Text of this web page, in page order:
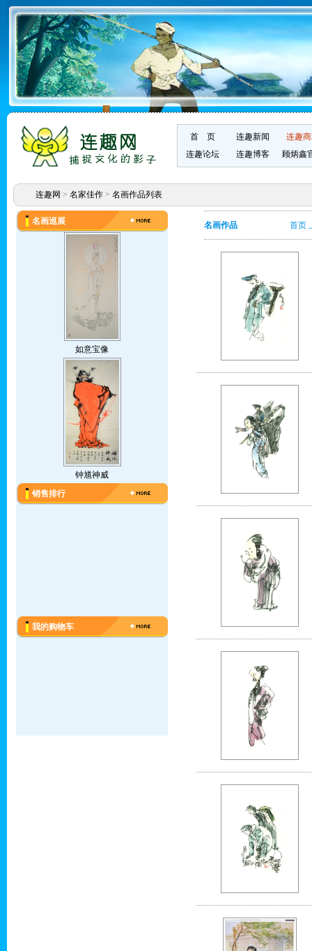
首 页 连趣新闻
连趣
连趣论坛
连趣博客 顾炳鑫
连趣网 > 名家佳作> 名画作品列表
名画巡展
如意宝像
钟馗神威
销售排行
我的购物车
名画作品 首页